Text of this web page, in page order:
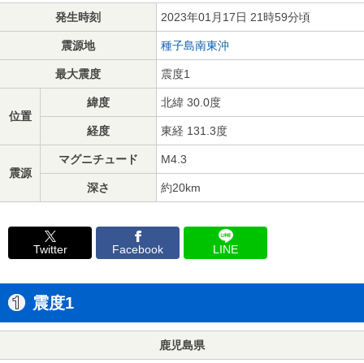
発生時刻 2023年01月17日 21時59分頃
震源地 種子島南東沖
最大震度 震度1
位置
緯度 北緯 30.0度
経度 東経 131.3度
震源
マグニチュード M4.3
深さ 約20km
Twitter Facebook LINE
震度1
鹿児島県